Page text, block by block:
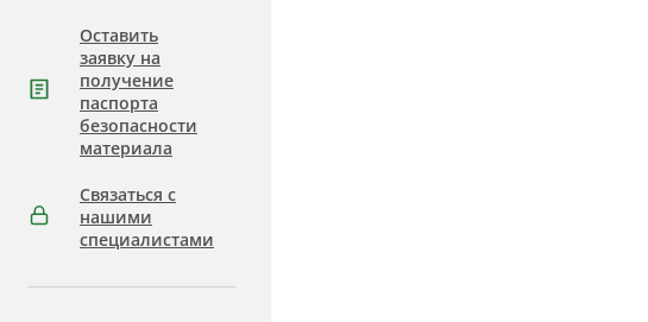
Оставить
заявку на
получение
паспорта
безопасности
материала
Связаться с
нашими
специалистами